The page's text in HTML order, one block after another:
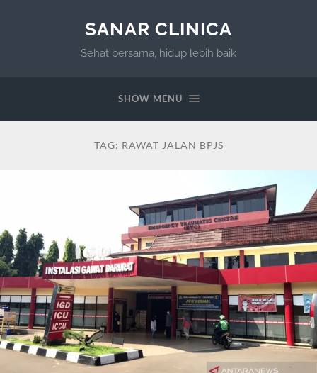
SANAR CLINICA
Sehat bersama, hidup lebih baik
SHOW MENU
TAG: RAWAT JALAN BPJS